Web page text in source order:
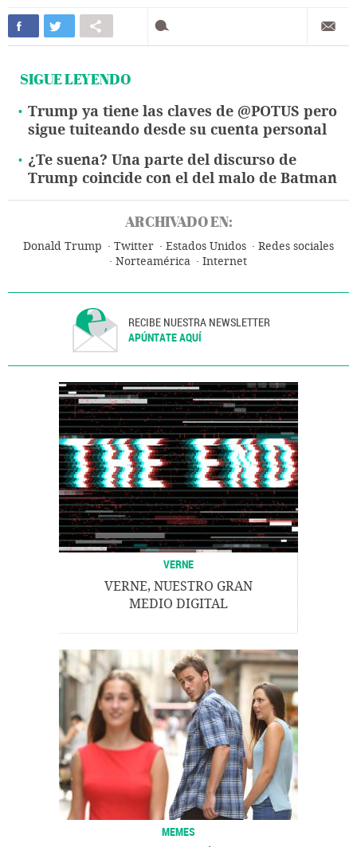
SIGUE LEYENDO
Trump ya tiene las claves de @POTUS pero
sigue tuiteando desde su cuenta personal
¿Te suena? Una parte del discurso de
Trump coincide con el del malo de Batman
ARCHIVADO EN:
Donald Trump Twitter Estados Unidos
Redes sociales
Norteamérica
Internet
RECIBE NUESTRA NEWSLETTER
APÚNTATE AQUÍ
VERNE
VERNE, NUESTRO GRAN
MEDIO DIGITAL
MEMES